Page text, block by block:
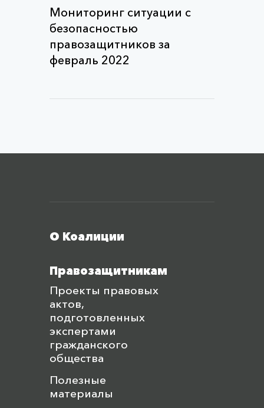
Мониторинг ситуации с
безопасностью
правозащитников за
февраль 2022
О Коалиции
Правозащитникам
Проекты правовых
актов,
подготовленных
экспертами
гражданского
общества
Полезные
материалы